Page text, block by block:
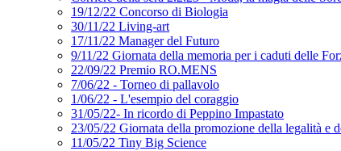
19/12/22 Concorso di Biologia
30/11/22 Living-art
17/11/22 Manager del Futuro
9/11/22 Giornata della memoria per i caduti delle
22/09/22 Premio RO.MENS
7/06/22 - Torneo di pallavolo
1/06/22 - L'esempio del coraggio
31/05/22- In ricordo di Peppino Impastato
23/05/22 Giornata della promozione della legalità e
11/05/22 Tiny Big Science